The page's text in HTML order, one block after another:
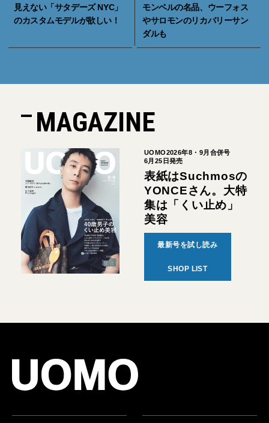
見えない「サタデーズ NYC」
のカスタムモデルが欲しい！
モンベルの名品、ウーフォス
やサロモンのリカバリーサン
ダルも
MAGAZINE
UOMO2026年8・9月合併号
6月25日発売
表紙はSuchmosの
YONCEさん。大特
集は「くい止め」
美容
最新号を試し読み
SHOP LIST